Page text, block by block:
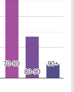
70-80
70-80
80-90
80-90
90+
90+